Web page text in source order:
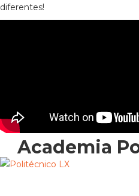
diferentes!
Academia